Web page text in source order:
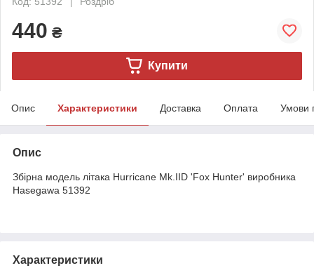
440 ₴
Купити
Опис Характеристики Доставка Оплата Умови
Опис
Збірна модель літака Hurricane Mk.IID 'Fox Hunter' виробника
Hasegawa 51392
Характеристики